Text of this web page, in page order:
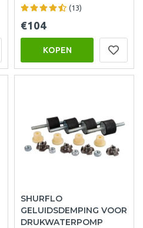
(13)
€104
KOPEN
SHURFLO
GELUIDSDEMPING VOOR
DRUKWATERPOMP